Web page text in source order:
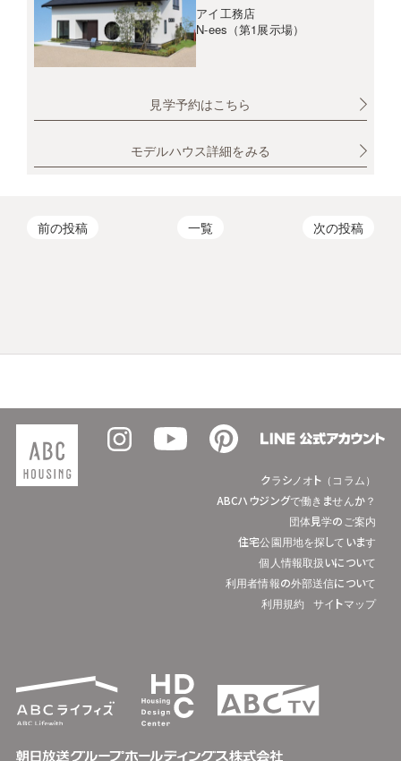
アイ工務店
N-ees（第1展示場）
見学予約はこちら
モデルハウス詳細をみる
前の投稿 一覧 次の投稿
クラシノオト（コラム）
ABCハウジングで働きませんか？
団体見学のご案内
住宅公園用地を探しています
個人情報取扱いについて
利用者情報の外部送信について
利用規約
サイトマップ